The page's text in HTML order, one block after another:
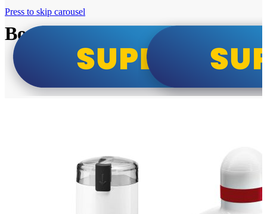
Bosch super cene
Press to skip carousel